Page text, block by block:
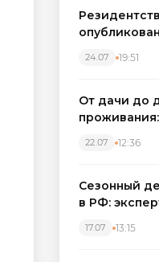
налоговых
24.07 19:51
От дачи до
Западном
22.07 12:36
Сезонный
в РФ:
17.07 13:15